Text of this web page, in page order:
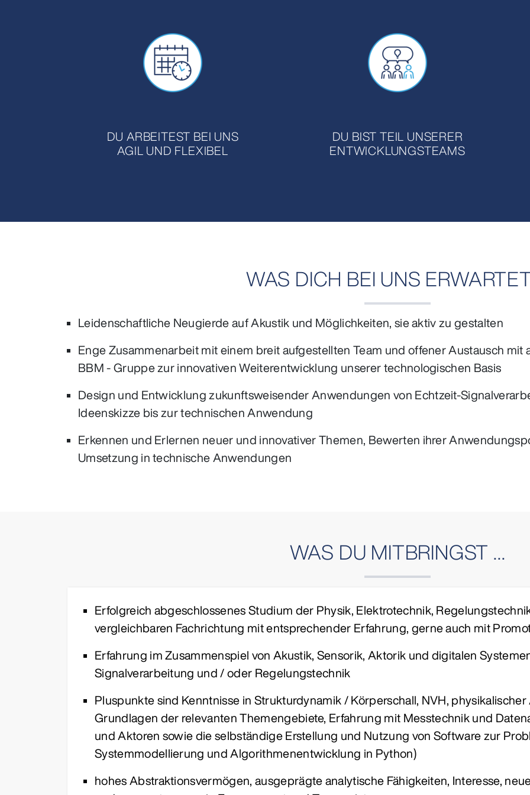
DU ARBEITEST BEI UNS
AGIL UND FLEXIBEL
DU BIST TEIL UNSERER
ENTWICKLUNGSTEAMS
WAS DICH BEI UNS
Leidenschaftliche Neugierde auf Akustik und Möglichkeiten, sie aktiv zu gestalten
Enge Zusammenarbeit mit einem breit aufgestellten Team und offener Austausch
BBM ‑ Gruppe zur innovativen Weiterentwicklung unserer technologischen Basis
Design und Entwicklung zukunftsweisender Anwendungen von Echtzeit-
Ideenskizze bis zur technischen Anwendung
Erkennen und Erlernen neuer und innovativer Themen, Bewerten ihrer
Umsetzung in technische Anwendungen
WAS DU MITBRINGST ...
Erfolgreich abgeschlossenes Studium der Physik, Elektrotechnik,
vergleichbaren Fachrichtung mit entsprechender Erfahrung, gerne auch mit
Erfahrung im Zusammenspiel von Akustik, Sensorik, Aktorik und digitalen
Signalverarbeitung und / oder Regelungstechnik
Pluspunkte sind Kenntnisse in Strukturdynamik / Körperschall, NVH,
Grundlagen der relevanten Themengebiete, Erfahrung mit Messtechnik und
und Aktoren sowie die selbständige Erstellung und Nutzung von Software zur
Systemmodellierung und Algorithmenentwicklung in Python)
hohes Abstraktionsvermögen, ausgeprägte analytische Fähigkeiten, Interesse,